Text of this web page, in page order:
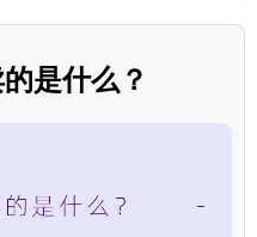
是什么？